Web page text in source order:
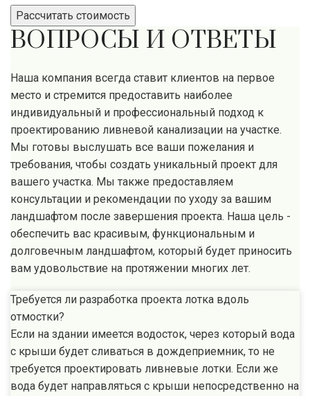
Рассчитать стоимость
ВОПРОСЫ И ОТВЕТЫ
Наша компания всегда ставит клиентов на первое
место и стремится предоставить наиболее
индивидуальный и профессиональный подход к
проектированию ливневой канализации на участке.
Мы готовы выслушать все ваши пожелания и
требования, чтобы создать уникальный проект для
вашего участка. Мы также предоставляем
консультации и рекомендации по уходу за вашим
ландшафтом после завершения проекта. Наша цель -
обеспечить вас красивым, функциональным и
долговечным ландшафтом, который будет приносить
вам удовольствие на протяжении многих лет.
Требуется ли разработка проекта лотка вдоль
отмостки?
Если на здании имеется водосток, через который вода
с крыши будет сливаться в дождеприемник, то не
требуется проектировать ливневые лотки. Если же
вода будет направляться с крыши непосредственно на